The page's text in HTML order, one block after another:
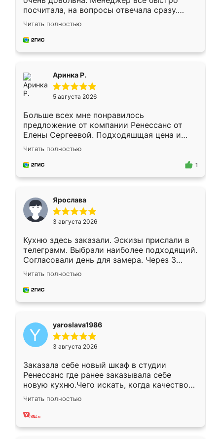
посчитала, на вопросы отвечала сразу.
Замерщик приехал в субботу, подошёл к
делу со всей ответственностью. Собрали
за день, ребята работали аккуратно, даже
Читать полностью
Аринка Р.
5 августа 2026
Больше всех мне понравилось
предложение от компании Ренессанс от
Елены Сергеевой. Подходяшщая цена и
короткие сроки изготовления. Приехавший
для замера сотрудник Владислав
предложил по моему эскизу самый
Читать полностью
1
Ярослава
3 августа 2026
Кухню здесь заказали. Эскизы прислали в
телеграмм. Выбрали наиболее подходящий.
Согласовали день для замера. Через 3
недели кухня была уже готова. Остались
довольны работой. Спасибо Ренессанс
мебель за качественную работу!
Читать полностью
yaroslava1986
3 августа 2026
Заказала себе новый шкаф в студии
Ренессанс где ранее заказывала себе
новую кухню.Чего искать, когда качеством
вполне довольна. Служит кухня уже почти
два года, нареканий нет.
Читать полностью